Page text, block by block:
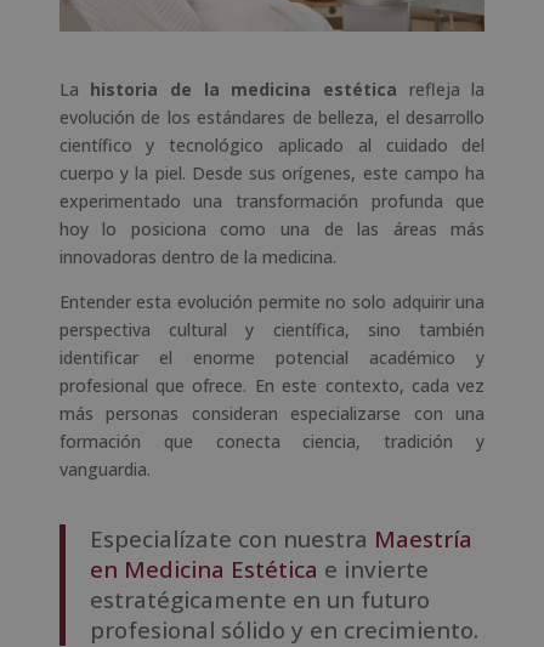
La historia de la medicina estética refleja la
evolución de los estándares de belleza, el desarrollo
científico y tecnológico aplicado al cuidado del
cuerpo y la piel. Desde sus orígenes, este campo ha
experimentado una transformación profunda que
hoy lo posiciona como una de las áreas más
innovadoras dentro de la medicina.
Entender esta evolución permite no solo adquirir una
perspectiva cultural y científica, sino también
identificar el enorme potencial académico y
profesional que ofrece. En este contexto, cada vez
más personas consideran especializarse con una
formación que conecta ciencia, tradición y
vanguardia.
Especialízate con nuestra Maestría
en Medicina Estética e invierte
estratégicamente en un futuro
profesional sólido y en crecimiento.